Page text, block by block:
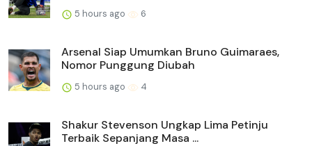
5 hours ago 6
Arsenal Siap Umumkan Bruno Guimaraes,
Nomor Punggung Diubah
5 hours ago 4
Shakur Stevenson Ungkap Lima Petinju
Terbaik Sepanjang Masa ...